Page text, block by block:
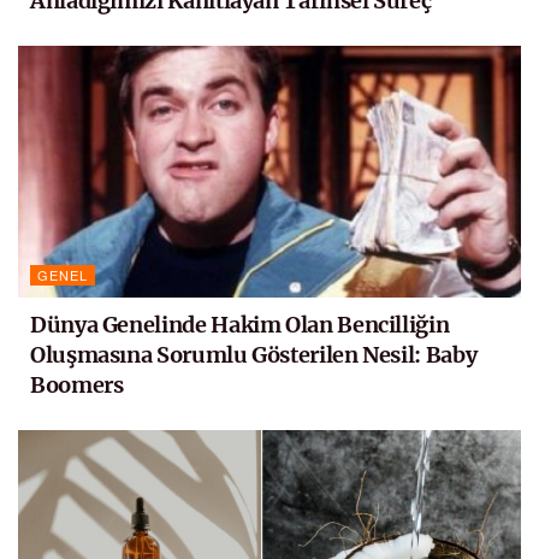
GENEL
Dünya Genelinde Hakim Olan Bencilliğin
Oluşmasına Sorumlu Gösterilen Nesil: Baby
Boomers